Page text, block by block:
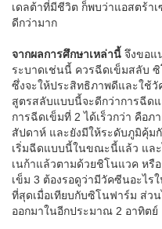
เดลต้าที่มีชีวิต ก็พบว่าแอสตร้า
ดีกว่ามาก
จากผลการศึกษาเหล่านี้ จึงขอแ
ระบาดเช่นนี้ ควรฉีดเข็มสลับ
ซึ่งจะให้ประสิทธิภาพดีและใช้
สูตรสลับแบบนี้จะดีกว่าการฉีดแ
การฉีดเข็มที่ 2 ได้เร็วกว่า คือ
สัปดาห์ และยังมีให้ระดับภูมิคุ้ม
เริ่มฉีดแบบนี้ในขณะนี้แล้ว แล
เนก้าแล้วตามด้วยชิโนแวค ห
เข็ม 3 ต้องรอดูว่ามีวัคซีนอะไร
ที่สุดเมื่อเทียบกับซิโนฟาร์ม ส่ว
ออกมาในอีกประมาณ 2 อาทิตย์